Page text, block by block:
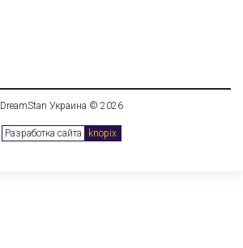
DreamStan Украина © 2026
Разработка сайта knopix